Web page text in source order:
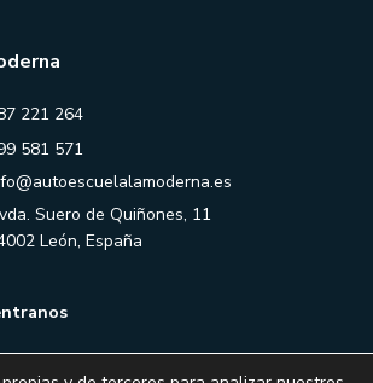
221 264
581 571
Suero de Quiñones, 11
León, España